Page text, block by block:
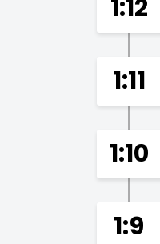
1:12
1:11
1:10
1:9